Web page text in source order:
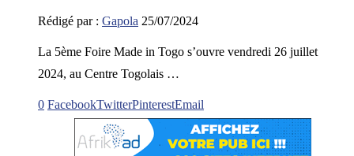
Rédigé par : Gapola 25/07/2024
La 5ème Foire Made in Togo s’ouvre vendredi 26 juillet
2024, au Centre Togolais …
0 FacebookTwitterPinterestEmail